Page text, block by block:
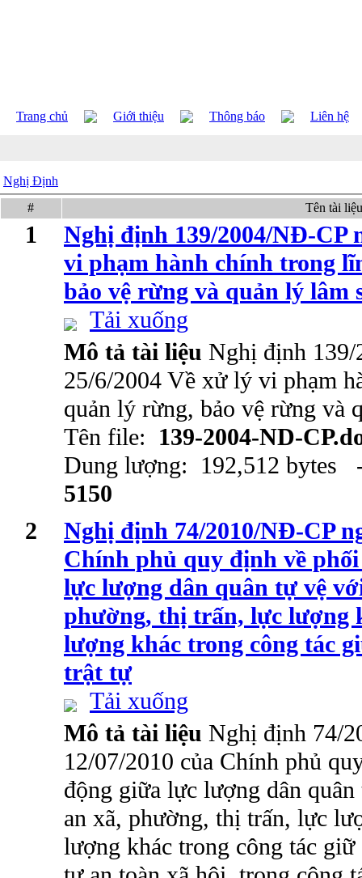
Trang chủ Giới thiệu Thông báo Liên hệ
Nghị Định
#
Tên tài
1
Nghị định 139/2004/NĐ-CP
vi phạm hành chính trong
bảo vệ rừng và quản lý lâm
Tải xuống
Mô tả tài liệu Nghị định
25/6/2004 Về xử lý vi phạm
quản lý rừng, bảo vệ rừng và
Tên file: 139-2004-ND-
Dung lượng: 192,512
5150
2
Nghị định 74/2010/NĐ-CP
Chính phủ quy định về
lực lượng dân quân tự vệ
phường, thị trấn, lực lượng
lượng khác trong công tác
trật tự
Tải xuống
Mô tả tài liệu Nghị định 74/
12/07/2010 của Chính phủ
động giữa lực lượng dân
an xã, phường, thị trấn, lực
lượng khác trong công tác